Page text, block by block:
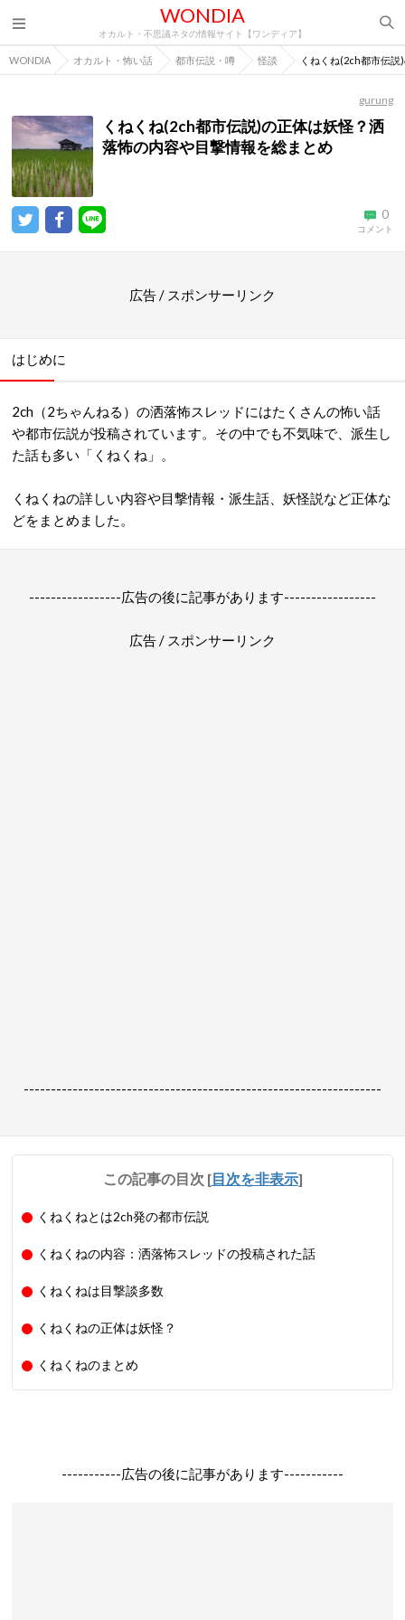
WONDIA
オカルト・不思議ネタの情報サイト【ワンディア】
WONDIA オカルト・怖い話 都市伝説・噂 怪談 くねくね(2ch都市伝
gurung
くねくね(2ch都市伝説)の正体は妖怪？洒
落怖の内容や目撃情報を総まとめ
0
コメント
広告 / スポンサーリンク
はじめに
2ch（2ちゃんねる）の洒落怖スレッドにはたくさんの怖い話
や都市伝説が投稿されています。その中でも不気味で、派生し
た話も多い「くねくね」。
くねくねの詳しい内容や目撃情報・派生話、妖怪説など正体な
どをまとめました。
-----------------広告の後に記事があります-----------------
広告 / スポンサーリンク
------------------------------------------------------------------
この記事の目次 [目次を非表示]
くねくねとは2ch発の都市伝説
くねくねの内容：洒落怖スレッドの投稿された話
くねくねは目撃談多数
くねくねの正体は妖怪？
くねくねのまとめ
-----------広告の後に記事があります-----------